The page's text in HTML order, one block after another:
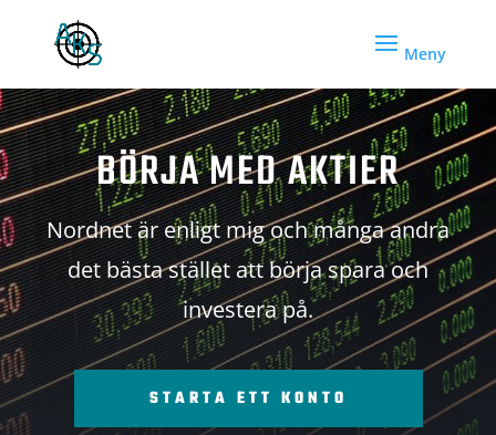
BÖRJA MED AKTIER
Nordnet är enligt mig och många andra
det bästa stället att börja spara och
investera på.
STARTA ETT KONTO